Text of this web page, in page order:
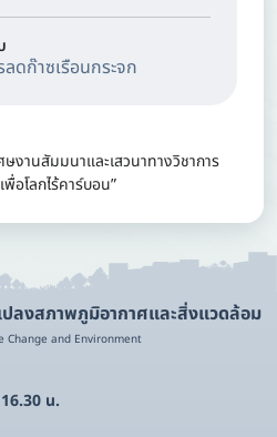
ดก๊าซเรือนกระจก
ษงานสัมมนาและเสวนาทางวิชาการ
อโลกไร้คาร์บอน”
ลงสภาพภูมิอากาศและสิ่งแวดล้อม
Change and Environment
น.